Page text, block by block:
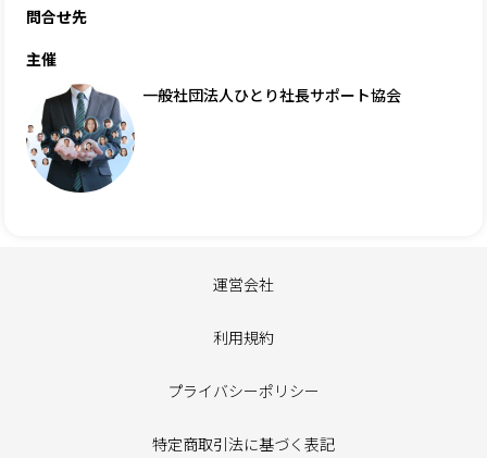
問合せ先
主催
一般社団法人ひとり社長サポート協会
運営会社
利用規約
プライバシーポリシー
特定商取引法に基づく表記